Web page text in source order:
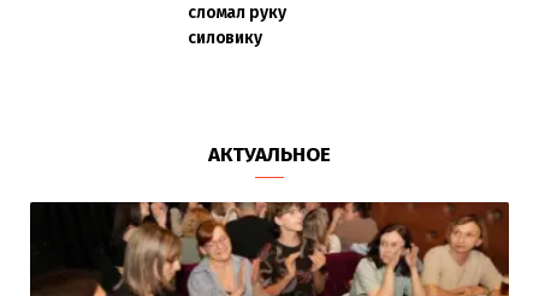
сломал руку
силовику
АКТУАЛЬНОЕ